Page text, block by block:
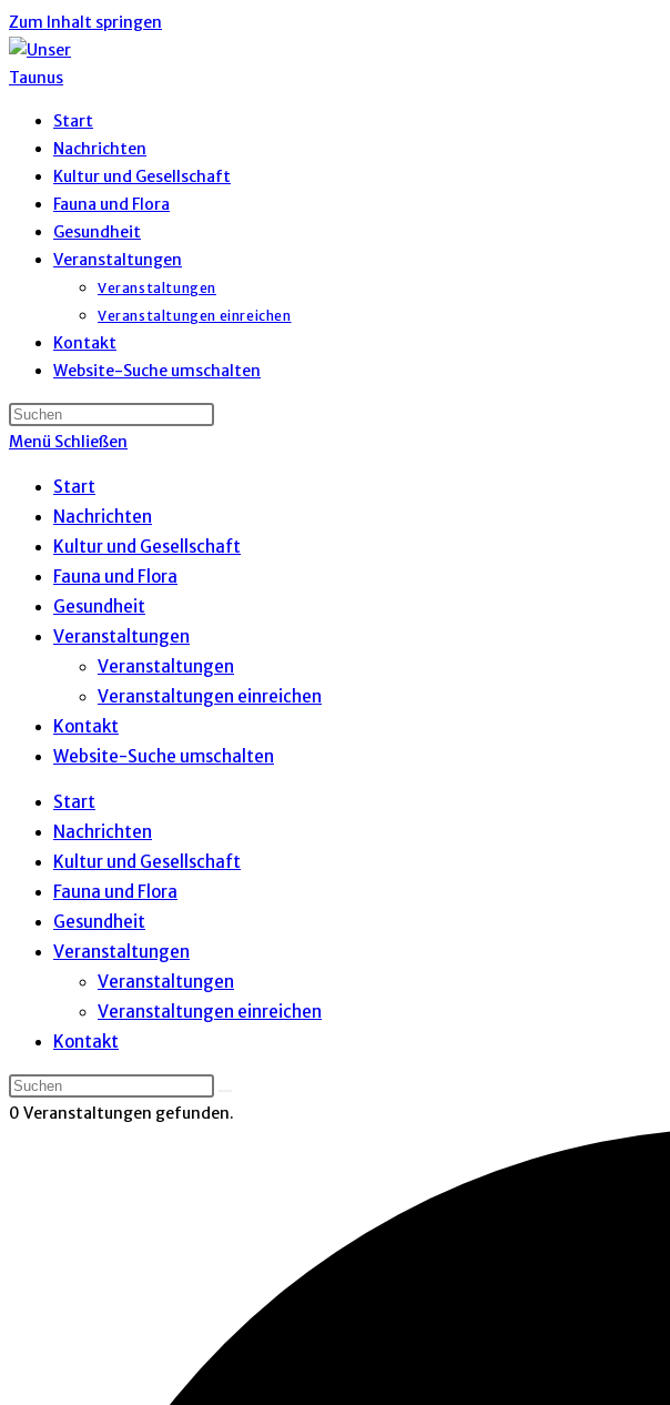
Zum Inhalt springen
Start
Nachrichten
Kultur und Gesellschaft
Fauna und Flora
Gesundheit
Veranstaltungen
Veranstaltungen
Veranstaltungen einreichen
Kontakt
Website-Suche umschalten
Menü Schließen
Start
Nachrichten
Kultur und Gesellschaft
Fauna und Flora
Gesundheit
Veranstaltungen
Veranstaltungen
Veranstaltungen einreichen
Kontakt
Website-Suche umschalten
Start
Nachrichten
Kultur und Gesellschaft
Fauna und Flora
Gesundheit
Veranstaltungen
Veranstaltungen
Veranstaltungen einreichen
Kontakt
0 Veranstaltungen gefunden.